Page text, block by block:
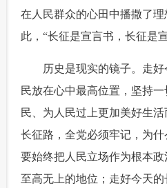
在人民群众的心田中播撒了理
此，“长征是宣言书，长征是
历史是现实的镜子。走好
民放在心中最高位置，坚持
民、为人民过上更加美好生
长征路，全党必须牢记，为什
要始终把人民立场作为根本
至高无上的地位；走好今天